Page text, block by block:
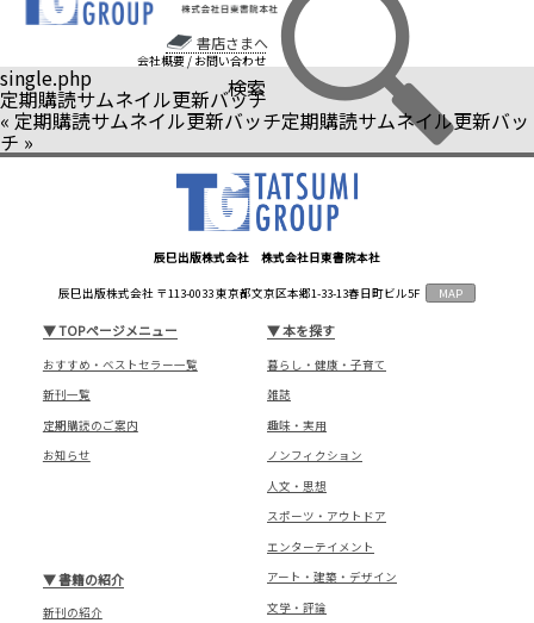
書店さまへ
会社概要 / お問い合わせ
検索
single.php
定期購読サムネイル更新バッチ
« 定期購読サムネイル更新バッチ定期購読サムネイル更新バッ
チ »
辰巳出版株式会社 株式会社日東書院本社
辰巳出版株式会社 〒113-0033 東京都文京区本郷1-33-13春日町ビル5F MAP
▼TOPページメニュー
おすすめ・ベストセラー一覧
新刊一覧
定期購読のご案内
お知らせ
▼本を探す
暮らし・健康・子育て
雑誌
趣味・実用
ノンフィクション
人文・思想
スポーツ・アウトドア
エンターテイメント
アート・建築・デザイン
文学・評論
▼書籍の紹介
新刊の紹介